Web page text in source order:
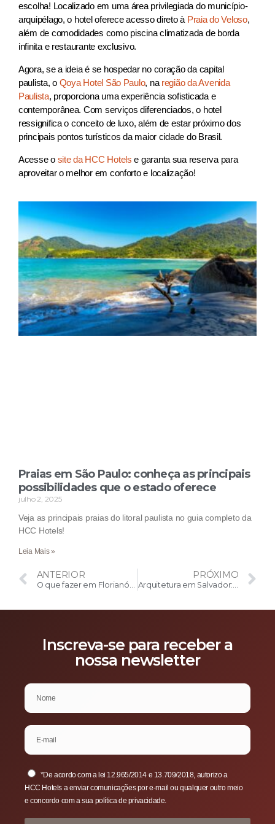
escolha! Localizado em uma área privilegiada do município-
arquipélago, o hotel oferece acesso direto à Praia do Veloso,
além de comodidades como piscina climatizada de borda
infinita e restaurante exclusivo.
Agora, se a ideia é se hospedar no coração da capital
paulista, o Qoya Hotel São Paulo, na região da Avenida
Paulista, proporciona uma experiência sofisticada e
contemporânea. Com serviços diferenciados, o hotel
ressignifica o conceito de luxo, além de estar próximo dos
principais pontos turísticos da maior cidade do Brasil.
Acesse o site da HCC Hotels e garanta sua reserva para
aproveitar o melhor em conforto e localização!
Praias em São Paulo: conheça as principais
possibilidades que o estado oferece
julho 2, 2025
Veja as principais praias do litoral paulista no guia completo da
HCC Hotels!
Leia Mais »
ANTERIOR
O que fazer em Florianópolis com chuva: 8 dicas para você curtir o dia
PRÓXIMO
Arquitetura em Salvador: Um roteiro arquitetônico pela história da cidade
Inscreva-se para receber a
nossa newsletter
*De acordo com a lei 12.965/2014 e 13.709/2018, autorizo a
HCC Hotels a enviar comunicações por e-mail ou qualquer outro meio
e concordo com a sua política de privacidade.